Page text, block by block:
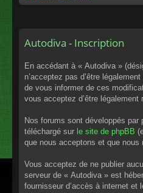
Autodiva - Inscription
En accédant à « Autodiva »
n’acceptez pas d’être
de vous informer de ces
vous acceptez d’être
Nos forums sont développés
téléchargé sur le site de phpBB
que nous acceptons et que nous
Vous acceptez de ne publier
serveur de « Autodiva » est
fournisseur d’accès à internet